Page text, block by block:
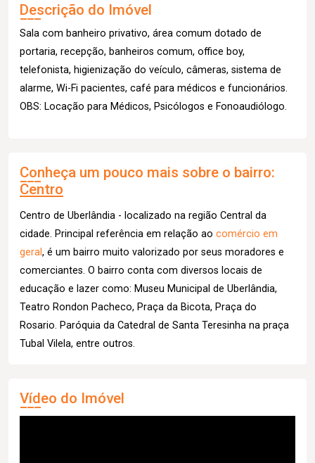
Descrição do Imóvel
Sala com banheiro privativo, área comum dotado de
portaria, recepção, banheiros comum, office boy,
telefonista, higienização do veículo, câmeras, sistema de
alarme, Wi-Fi pacientes, café para médicos e funcionários.
OBS: Locação para Médicos, Psicólogos e Fonoaudiólogo.
Conheça um pouco mais sobre o bairro:
Centro
Centro de Uberlândia - localizado na região Central da
cidade. Principal referência em relação ao comércio em
geral, é um bairro muito valorizado por seus moradores e
comerciantes. O bairro conta com diversos locais de
educação e lazer como: Museu Municipal de Uberlândia,
Teatro Rondon Pacheco, Praça da Bicota, Praça do
Rosario. Paróquia da Catedral de Santa Teresinha na praça
Tubal Vilela, entre outros.
Vídeo do Imóvel